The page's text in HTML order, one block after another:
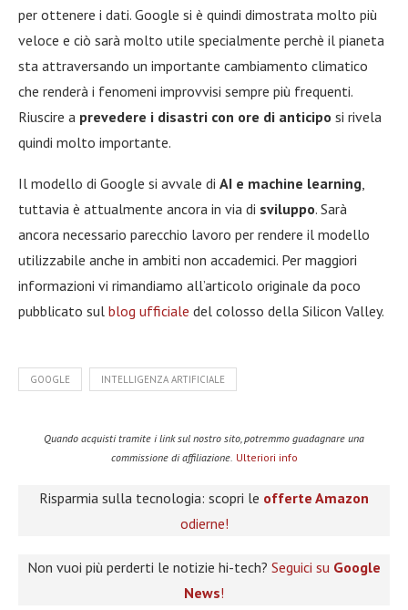
per ottenere i dati. Google si è quindi dimostrata molto più
veloce e ciò sarà molto utile specialmente perchè il pianeta
sta attraversando un importante cambiamento climatico
che renderà i fenomeni improvvisi sempre più frequenti.
Riuscire a prevedere i disastri con ore di anticipo si rivela
quindi molto importante.
Il modello di Google si avvale di AI e machine learning
tuttavia è attualmente ancora in via di sviluppo. Sarà
ancora necessario parecchio lavoro per rendere il modello
utilizzabile anche in ambiti non accademici. Per maggiori
informazioni vi rimandiamo all’articolo originale da poco
pubblicato sul blog ufficiale del colosso della Silicon Valley.
GOOGLE INTELLIGENZA ARTIFICIALE
Quando acquisti tramite i link sul nostro sito, potremmo guadagnare una
commissione di affiliazione. Ulteriori info
Risparmia sulla tecnologia: scopri le offerte Amazon
odierne!
Non vuoi più perderti le notizie hi-tech? Seguici su Google
News!